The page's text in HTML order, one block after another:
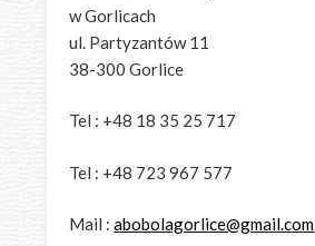
w Gorlicach
ul. Partyzantów 11
38-300 Gorlice
Tel : +48 18 35 25 717
Tel : +48 723 967 577
Mail :abobolagorlice@gmail.com